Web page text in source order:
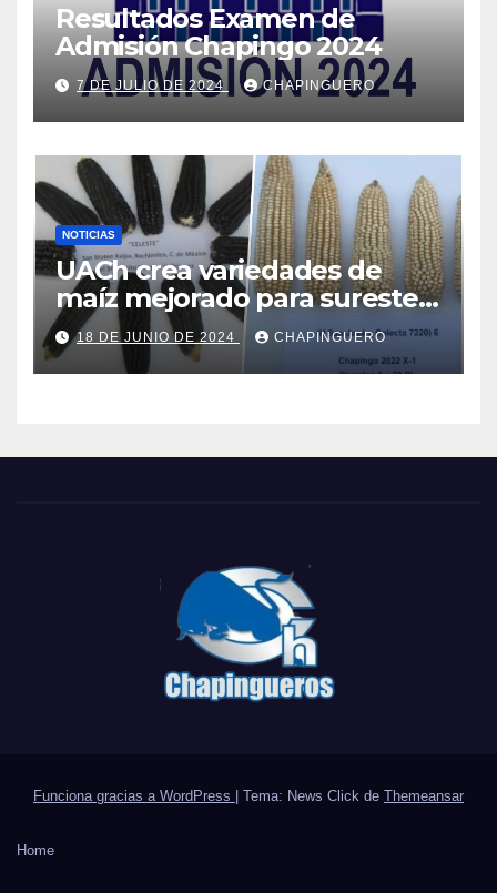
Resultados Examen de
Admisión Chapingo 2024
7 DE JULIO DE 2024 CHAPINGUERO
NOTICIAS
UACh crea variedades de
maíz mejorado para sureste
de Edo.Mex y Valles Altos
Centrales
18 DE JUNIO DE 2024 CHAPINGUERO
Funciona gracias a WordPress Tema: News Click de Themeansar
Home